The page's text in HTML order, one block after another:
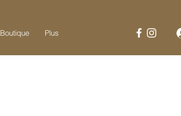
Boutique Plus